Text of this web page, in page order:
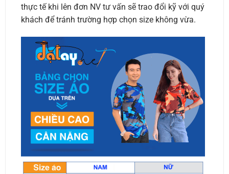
thực tế khi lên đơn NV tư vấn sẽ trao đổi kỹ với quý
khách để tránh trường hợp chọn size không vừa.